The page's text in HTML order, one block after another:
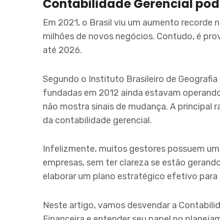
Contabilidade Gerencial
Em 2021, o Brasil viu um aumento
milhões de novos negócios. Contudo, é
até 2026.
Segundo o Instituto Brasileiro de
fundadas em 2012 ainda estavam
não mostra sinais de mudança. A principal
da contabilidade gerencial.
Infelizmente, muitos gestores possuem
empresas, sem ter clareza se estão
elaborar um plano estratégico efetivo
Neste artigo, vamos desvendar a